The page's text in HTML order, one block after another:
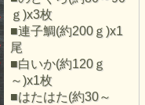
ｇ)x3枚
■連子鯛(約200ｇ)x1
尾
■白いか(約120ｇ
～)x1枚
■はたはた(約30～